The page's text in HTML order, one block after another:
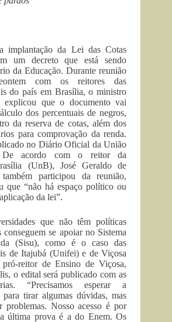
implantação da Lei das Cotas
um decreto que está sendo
da Educação. Durante reunião
com os reitores das
do país em Brasília, o ministro
explicou que o documento vai
dos percentuais de negros,
da reserva de cotas, além dos
para comprovação da renda.
no Diário Oficial da União
De acordo com o reitor da
(UnB), José Geraldo de
participou da reunião,
que “não há espaço político ou
da lei”.
que não têm políticas
se apoiar no Sistema
(Sisu), como é o caso das
de Itajubá (Unifei) e de Viçosa
reitor de Ensino de Viçosa,
o edital será publicado com as
“Precisamos esperar a
tirar algumas dúvidas, mas
problemas. Nosso acesso é por
última prova é a do Enem. Os